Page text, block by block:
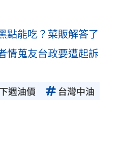
點能吃？菜販解答了
情蒐友台政要遭起訴
下週油價
台灣中油